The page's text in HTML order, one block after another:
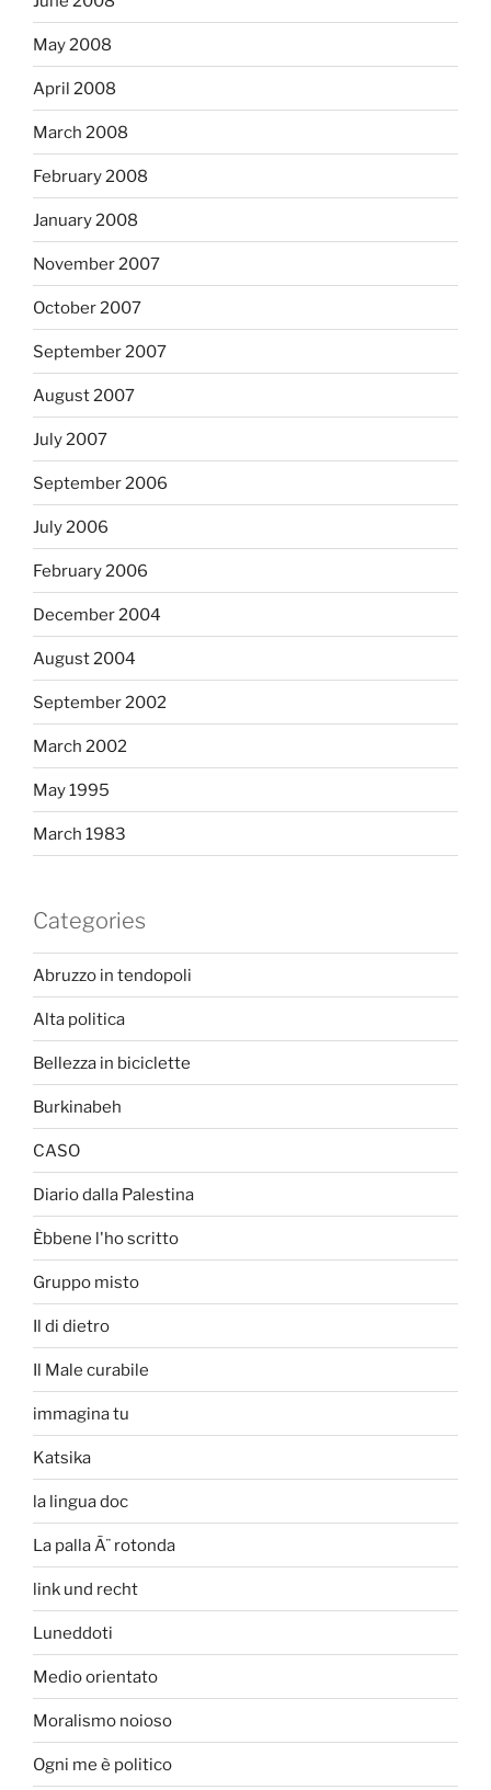
May 2008
April 2008
March 2008
February 2008
January 2008
November 2007
October 2007
September 2007
August 2007
July 2007
September 2006
July 2006
February 2006
December 2004
August 2004
September 2002
March 2002
May 1995
March 1983
Categories
Abruzzo in tendopoli
Alta politica
Bellezza in biciclette
Burkinabeh
CASO
Diario dalla Palestina
Èbbene l'ho scritto
Gruppo misto
Il di dietro
Il Male curabile
immagina tu
Katsika
la lingua doc
La palla Ã¨ rotonda
link und recht
Luneddoti
Medio orientato
Moralismo noioso
Ogni me è politico